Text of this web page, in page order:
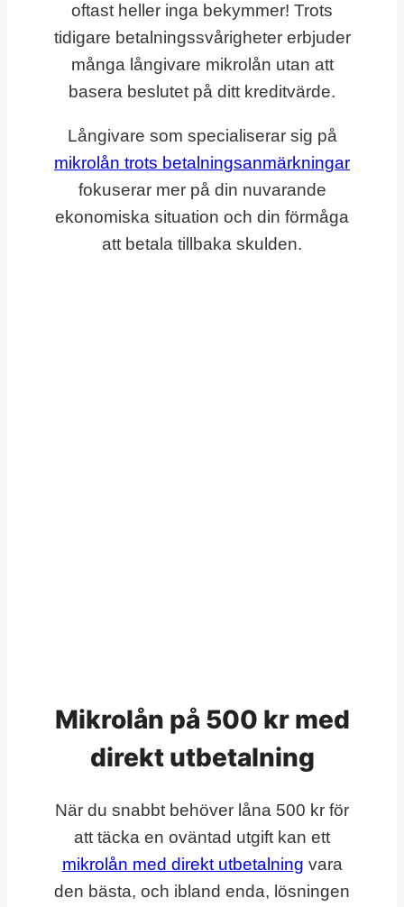
oftast heller inga bekymmer! Trots
tidigare betalningssvårigheter erbjuder
många långivare mikrolån utan att
basera beslutet på ditt kreditvärde.
Långivare som specialiserar sig på
mikrolån trots betalningsanmärkningar
fokuserar mer på din nuvarande
ekonomiska situation och din förmåga
att betala tillbaka skulden.
Mikrolån på 500 kr med
direkt utbetalning
När du snabbt behöver låna 500 kr för
att täcka en oväntad utgift kan ett
mikrolån med direkt utbetalning vara
den bästa, och ibland enda, lösningen